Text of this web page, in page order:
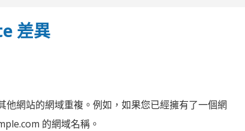
差異
他網站的網域重複。例如，如果您已經擁有了一個網
的網域名稱。